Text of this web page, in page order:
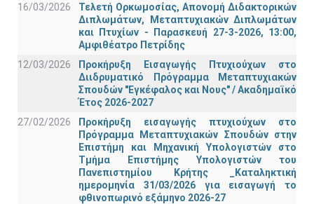
16/03/2026
Τελετή Ορκωμοσίας, Απονομή Διδακτορικών
Διπλωμάτων, Μεταπτυχιακών Διπλωμάτων
και Πτυχίων - Παρασκευή 27-3-2026, 13:00,
Αμφιθέατρο Πετρίδης
12/03/2026
Προκήρυξη Εισαγωγής Πτυχιούχων στο
Διιδρυματικό Πρόγραμμα Μεταπτυχιακών
Σπουδών "Εγκέφαλος και Νους" / Ακαδημαϊκό
Έτος 2026-2027
27/02/2026
Προκήρυξη εισαγωγής πτυχιούχων στo
Πρόγραμμα Μεταπτυχιακών Σπουδών στην
Επιστήμη και Μηχανική Υπολογιστών στο
Τμήμα Eπιστήμης Υπολογιστών του
Πανεπιστημίου Κρήτης _Καταληκτική
ημερομηνία 31/03/2026 για εισαγωγή το
φθινοπωρινό εξάμηνο 2026-27